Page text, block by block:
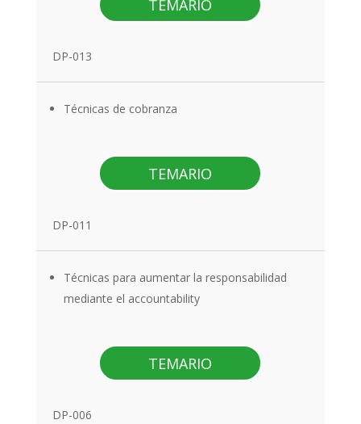
TEMARIO
DP-013
Técnicas de cobranza
TEMARIO
DP-011
Técnicas para aumentar la responsabilidad
mediante el accountability
TEMARIO
DP-006